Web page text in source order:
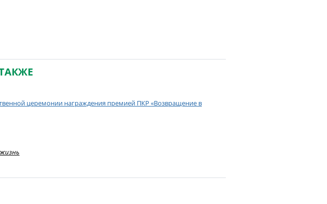
церемонии награждения премией ПКР «Возвращение в